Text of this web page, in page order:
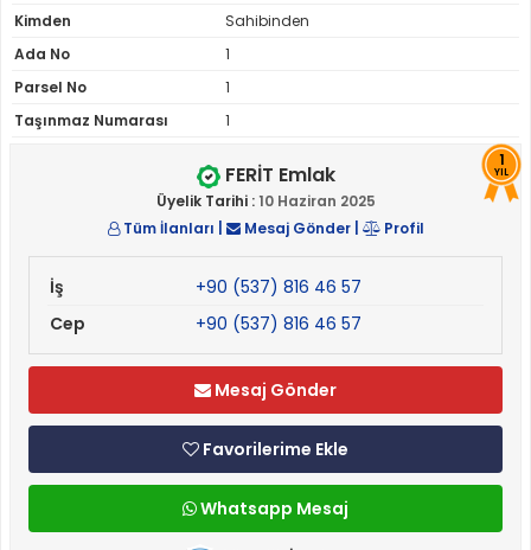
Kimden
Sahibinden
Ada No
1
Parsel No
1
Taşınmaz Numarası
1
1
YIL
FERİT Emlak
Üyelik Tarihi :10 Haziran 2025
Tüm İlanları
Mesaj Gönder| Profil
İş
+90 (537) 816 46 57
Cep
+90 (537) 816 46 57
Mesaj Gönder
Favorilerime Ekle
Whatsapp Mesaj